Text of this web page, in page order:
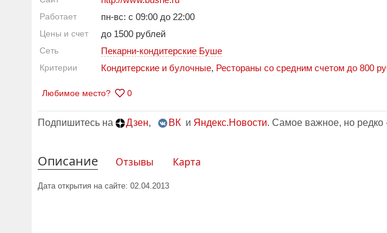
Работает пн-вс: с 09:00 до 22:00
Цены и счет до 1500 рублей
Сеть Пекарни-кондитерские Буше
Критерии Кондитерские и булочные, Рестораны со средним счетом до 800
Любимое место? 0
Подпишитесь на Дзен, ВК и Яндекс.Новости. Самое важное, но редко
Описание Отзывы Карта
Дата открытия на сайте: 02.04.2013